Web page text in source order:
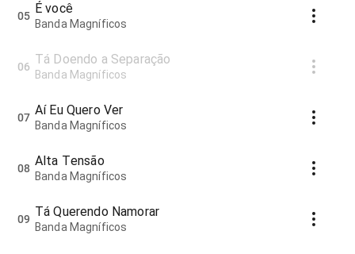
05 É você
Banda Magníficos
06 Tá Doendo a Separação
Banda Magníficos
07 Aí Eu Quero Ver
Banda Magníficos
08 Alta Tensão
Banda Magníficos
09 Tá Querendo Namorar
Banda Magníficos